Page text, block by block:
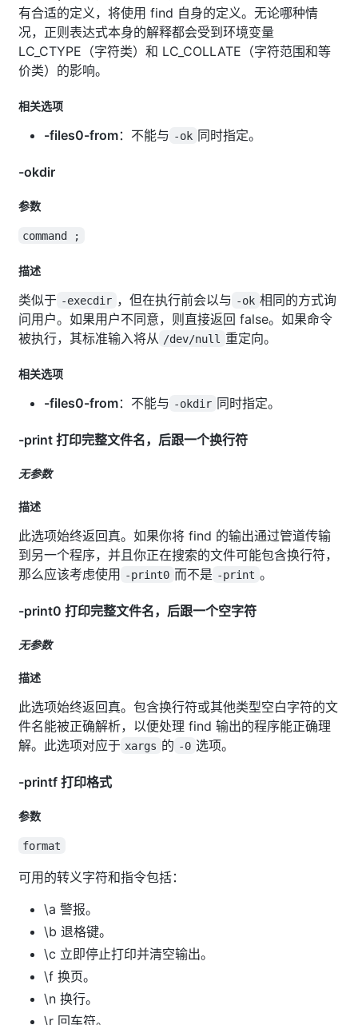
有合适的定义，将使用 find 自身的定义。无论哪种情
况，正则表达式本身的解释都会受到环境变量
LC_CTYPE（字符类）和 LC_COLLATE（字符范围和等
价类）的影响。
相关选项
-files0-from：不能与 -ok 同时指定。
-okdir
参数
command ;
描述
类似于 -execdir ，但在执行前会以与 -ok 相同的方式询
问用户。如果用户不同意，则直接返回 false。如果命令
被执行，其标准输入将从 /dev/null 重定向。
相关选项
-files0-from：不能与 -okdir 同时指定。
-print 打印完整文件名，后跟一个换行符
无参数
描述
此选项始终返回真。如果你将 find 的输出通过管道传输
到另一个程序，并且你正在搜索的文件可能包含换行符，
那么应该考虑使用 -print0 而不是 -print 。
-print0 打印完整文件名，后跟一个空字符
无参数
描述
此选项始终返回真。包含换行符或其他类型空白字符的文
件名能被正确解析，以便处理 find 输出的程序能正确理
解。此选项对应于 xargs 的 -0 选项。
-printf 打印格式
参数
format
可用的转义字符和指令包括：
\a 警报。
\b 退格键。
\c 立即停止打印并清空输出。
\f 换页。
\n 换行。
\r 回车符。